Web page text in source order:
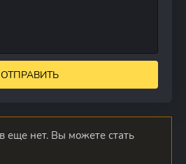
ОТПРАВИТЬ
еще нет. Вы можете стать